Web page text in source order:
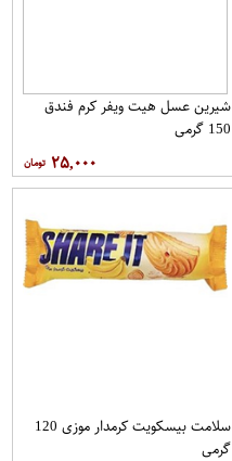
شیرین عسل هیت ویفر کرم فندق
150 گرمی
۲۵,۰۰۰
سلامت بیسکویت کرمدار موزی 120
گرمی